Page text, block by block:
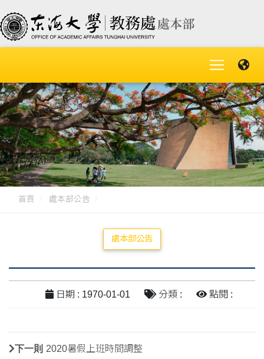
首頁 處本部公告
處本部公告
日期 : 1970-01-01 分類 : 點閱 :
下一則 2020暑假上班時間調整